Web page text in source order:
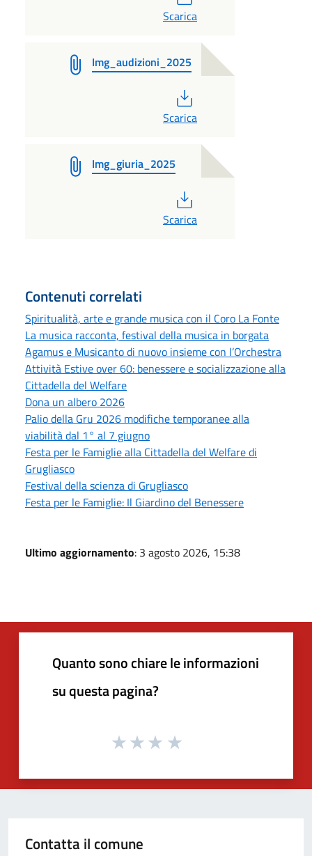
Scarica
Img_audizioni_2025
Scarica
Img_giuria_2025
Scarica
Contenuti correlati
Spiritualità, arte e grande musica con il Coro La Fonte
La musica racconta, festival della musica in borgata
Agamus e Musicanto di nuovo insieme con l’Orchestra
Attività Estive over 60: benessere e socializzazione alla
Cittadella del Welfare
Dona un albero 2026
Palio della Gru 2026 modifiche temporanee alla
viabilità dal 1° al 7 giugno
Festa per le Famiglie alla Cittadella del Welfare di
Grugliasco
Festival della scienza di Grugliasco
Festa per le Famiglie: Il Giardino del Benessere
Ultimo aggiornamento: 3 agosto 2026, 15:38
Quanto sono chiare le informazioni
su questa pagina?
Contatta il comune